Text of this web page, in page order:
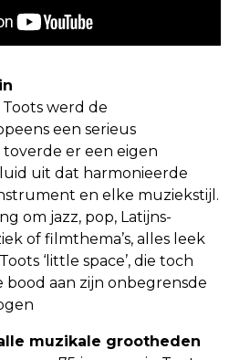
werd de
een serieus
er een eigen
uit dat harmonieerde
en elke muziekstijl.
om jazz, pop, Latijns-
of filmthema’s, alles leek
‘little space’, die toch
aan zijn onbegrensde
muzikale grootheden